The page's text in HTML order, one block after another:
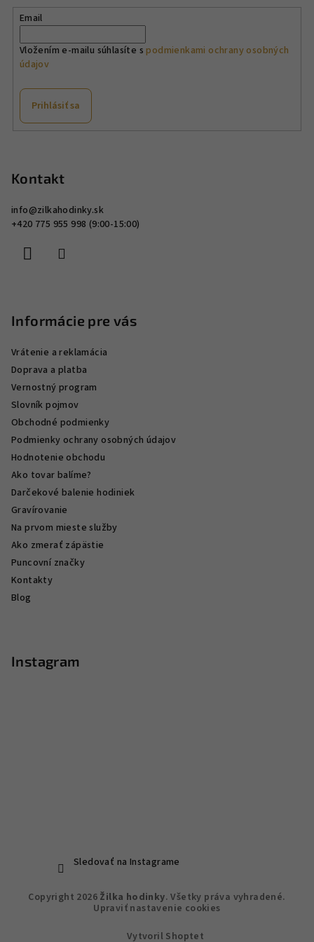
v
p
Email
Vložením e-mailu súhlasíte spodmienkami ochrany osobných
údajov
Prihlásiť sa
Kontakt
info@zilkahodinky.sk
+420 775 955 998 (9:00-15:00)
Informácie pre vás
Vrátenie a reklamácia
Doprava a platba
Vernostný program
Slovník pojmov
Obchodné podmienky
Podmienky ochrany osobných údajov
Hodnotenie obchodu
Ako tovar balíme?
Darčekové balenie hodiniek
Gravírovanie
Na prvom mieste služby
Ako zmerať zápästie
Puncovní značky
Kontakty
Blog
Instagram
Sledovať na Instagrame
Copyright 2026 Žilka hodinky. Všetky práva vyhradené.
Upraviť nastavenie cookies
Vytvoril Shoptet